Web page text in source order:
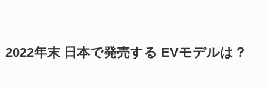
2022年末 日本で発売する EVモデルは？